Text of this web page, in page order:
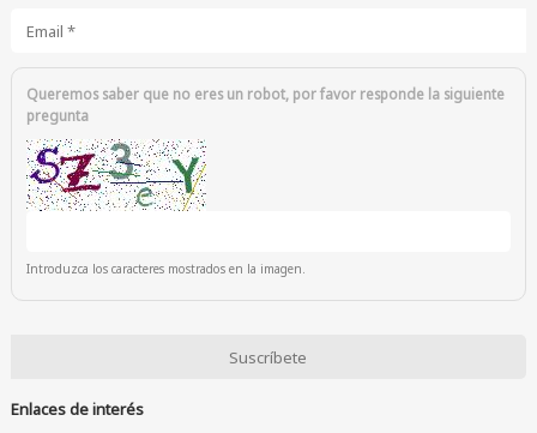
Queremos saber que no eres un robot, por favor responde la siguiente
pregunta
Introduzca los caracteres mostrados en la imagen.
Enlaces de interés